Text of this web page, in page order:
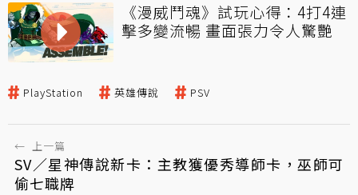
《漫威鬥魂》試玩心得：4打4連
擊多變流暢 畫面張力令人驚艷
PlayStation 英雄傳說 PSV
← 上一篇
SV／星神傳說新卡：主教獲優秀導師卡，巫師可
偷七職牌